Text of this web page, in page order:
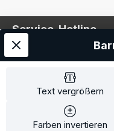
Service-Hotline
Service
Information
Text vergrößern
Farben invertieren